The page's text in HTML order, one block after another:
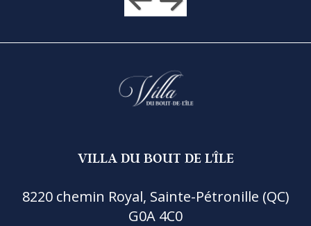
VILLA DU BOUT DE L'ÎLE
8220 chemin Royal, Sainte-Pétronille (QC)
G0A 4C0